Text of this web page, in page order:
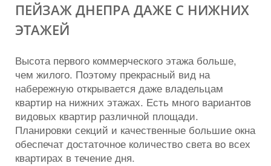
ПЕЙЗАЖ ДНЕПРА ДАЖЕ С НИЖНИХ
ЭТАЖЕЙ
Высота первого коммерческого этажа больше,
чем жилого. Поэтому прекрасный вид на
набережную открывается даже владельцам
квартир на нижних этажах. Есть много вариантов
видовых квартир различной площади.
Планировки секций и качественные большие окна
обеспечат достаточное количество света во всех
квартирах в течение дня.